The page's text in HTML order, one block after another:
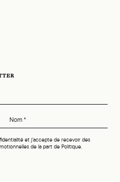
Nom*
et j'accepte de recevoir des
de la part de Politique.